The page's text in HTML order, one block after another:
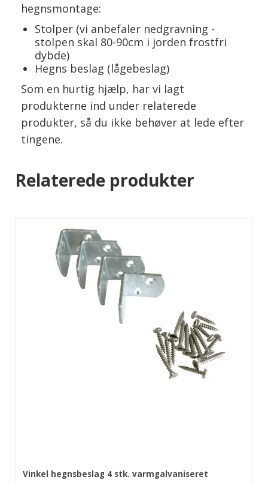
hegnsmontage:
Stolper (vi anbefaler nedgravning -
stolpen skal 80-90cm i jorden frostfri
dybde)
Hegns beslag (lågebeslag)
Som en hurtig hjælp, har vi lagt
produkterne ind under relaterede
produkter, så du ikke behøver at lede efter
tingene.
Relaterede produkter
Vinkel hegnsbeslag 4 stk. varmgalvaniseret